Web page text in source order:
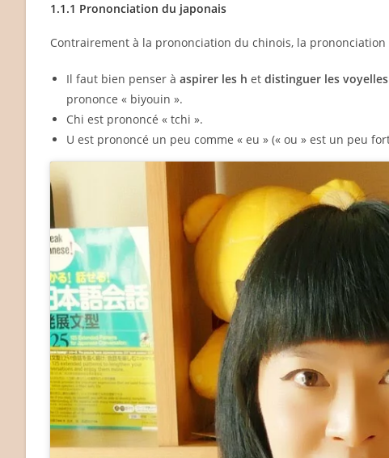
1.1.1 Prononciation du japonais
Contrairement à la prononciation du chinois, la
Il faut bien penser à aspirer les h et distinguer les
prononce « biyouin ».
Chi est prononcé « tchi ».
U est prononcé un peu comme « eu » (« ou » est un peu